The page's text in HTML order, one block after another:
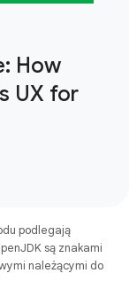
How
UX for
podlegają
są znakami
należącymi do